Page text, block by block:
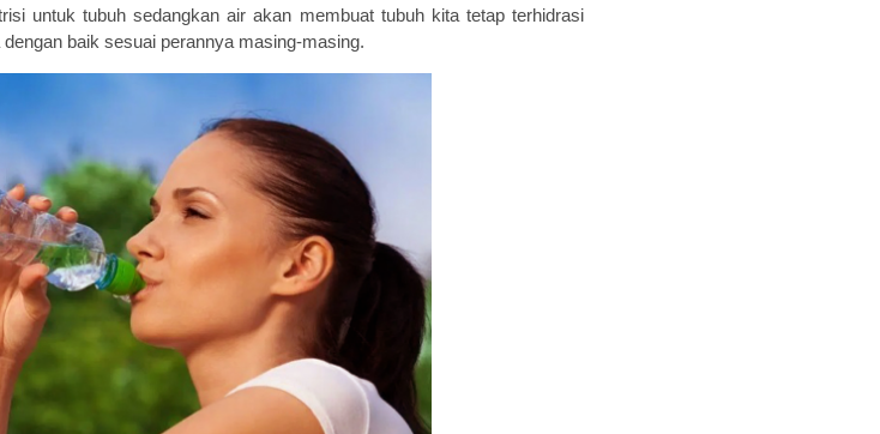
untuk tubuhsedangkan airakan membuat tubuhkitatetap terhidrasi
dengan baik sesuai perannya masing-masing.